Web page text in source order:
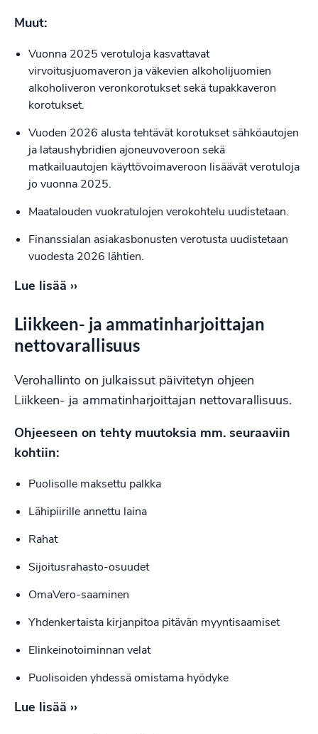
Muut:
Vuonna 2025 verotuloja kasvattavat
virvoitusjuomaveron ja väkevien alkoholijuomien
alkoholiveron veronkorotukset sekä tupakkaveron
korotukset.
Vuoden 2026 alusta tehtävät korotukset sähköautojen
ja lataushybridien ajoneuvoveroon sekä
matkailuautojen käyttövoimaveroon lisäävät verotuloja
jo vuonna 2025.
Maatalouden vuokratulojen verokohtelu uudistetaan.
Finanssialan asiakasbonusten verotusta uudistetaan
vuodesta 2026 lähtien.
Lue lisää ››
Liikkeen- ja ammatinharjoittajan
nettovarallisuus
Verohallinto on julkaissut päivitetyn ohjeen
Liikkeen- ja ammatinharjoittajan nettovarallisuus.
Ohjeeseen on tehty muutoksia mm. seuraaviin
kohtiin:
Puolisolle maksettu palkka
Lähipiirille annettu laina
Rahat
Sijoitusrahasto-osuudet
OmaVero-saaminen
Yhdenkertaista kirjanpitoa pitävän myyntisaamiset
Elinkeinotoiminnan velat
Puolisoiden yhdessä omistama hyödyke
Lue lisää ››